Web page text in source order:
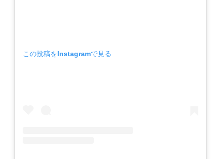
この投稿をInstagramで見る